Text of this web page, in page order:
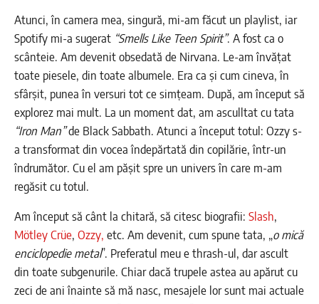
Atunci, în camera mea, singură, mi-am făcut un playlist, iar
Spotify mi-a sugerat “Smells Like Teen Spirit”. A fost ca o
scânteie. Am devenit obsedată de Nirvana. Le-am învățat
toate piesele, din toate albumele. Era ca și cum cineva, în
sfârșit, punea în versuri tot ce simțeam. După, am început să
explorez mai mult. La un moment dat, am asculltat cu tata
“Iron Man”de Black Sabbath. Atunci a început totul: Ozzy s-
a transformat din vocea îndepărtată din copilărie, într-un
îndrumător. Cu el am pășit spre un univers în care m-am
regăsit cu totul.
Am început să cânt la chitară, să citesc biografii: Slash,
Mötley Crüe, Ozzy, etc. Am devenit, cum spune tata, „o mică
enciclopedie metal”. Preferatul meu e thrash-ul, dar ascult
din toate subgenurile. Chiar dacă trupele astea au apărut cu
zeci de ani înainte să mă nasc, mesajele lor sunt mai actuale